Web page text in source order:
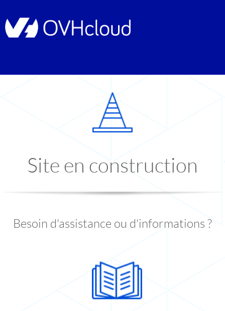
Site en construction
Besoin d'assistance ou d'informations ?